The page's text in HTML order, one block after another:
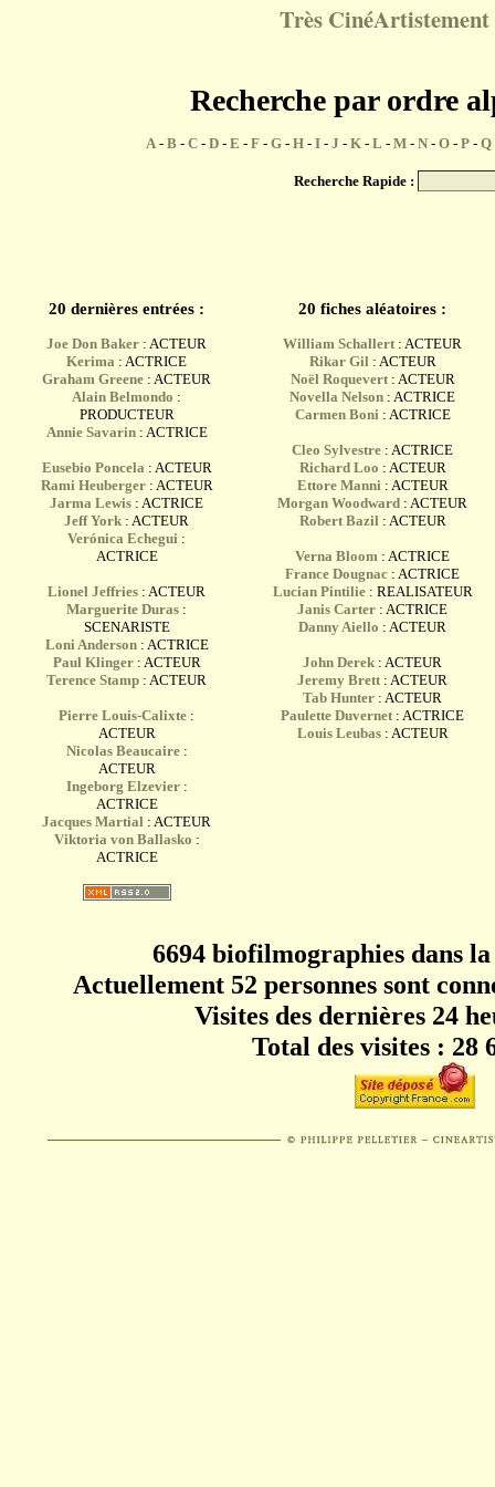
Très CinéArtistement
Recherche par ordre
A - B - C - D - E - F - G - H - I - J - K - L - M - N - O - P - Q
Recherche Rapide :
20 dernières entrées :
Joe Don Baker : ACTEUR
Kerima : ACTRICE
Graham Greene : ACTEUR
Alain Belmondo :
PRODUCTEUR
Annie Savarin: ACTRICE
Eusebio Poncela : ACTEUR
Rami Heuberger: ACTEUR
Jarma Lewis : ACTRICE
Jeff York : ACTEUR
Verónica Echegui :
ACTRICE
Lionel Jeffries : ACTEUR
Marguerite Duras :
SCENARISTE
Loni Anderson: ACTRICE
Paul Klinger: ACTEUR
Terence Stamp : ACTEUR
Pierre Louis-Calixte :
ACTEUR
Nicolas Beaucaire:
ACTEUR
Ingeborg Elzevier:
ACTRICE
Jacques Martial : ACTEUR
Viktoria von Ballasko :
ACTRICE
20 fiches aléatoires :
William Schallert : ACTEUR
Rikar Gil : ACTEUR
Noël Roquevert: ACTEUR
Novella Nelson : ACTRICE
Carmen Boni : ACTRICE
Cleo Sylvestre : ACTRICE
Richard Loo : ACTEUR
Ettore Manni : ACTEUR
Morgan Woodward : ACTEUR
Robert Bazil : ACTEUR
Verna Bloom : ACTRICE
France Dougnac : ACTRICE
Lucian Pintilie: REALISATEUR
Janis Carter : ACTRICE
Danny Aiello : ACTEUR
John Derek : ACTEUR
Jeremy Brett : ACTEUR
Tab Hunter : ACTEUR
Paulette Duvernet : ACTRICE
Louis Leubas: ACTEUR
6694 biofilmographies dans la
Actuellement 52 personnes sont
Visites des dernières 24
Total des visites : 28